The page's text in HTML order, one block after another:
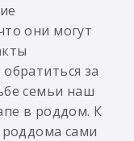
они могут
за
семьи наш
в роддом. К
сами